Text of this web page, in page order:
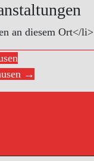
an diesem Ort</li>
→